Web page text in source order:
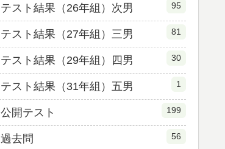
テスト結果（26年組）次男 95
テスト結果（27年組）三男 81
テスト結果（29年組）四男 30
テスト結果（31年組）五男 1
公開テスト 199
過去問 56